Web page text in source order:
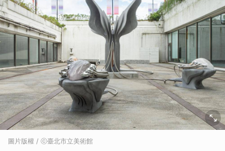
圖片版權 / ⓒ臺北市立美術館